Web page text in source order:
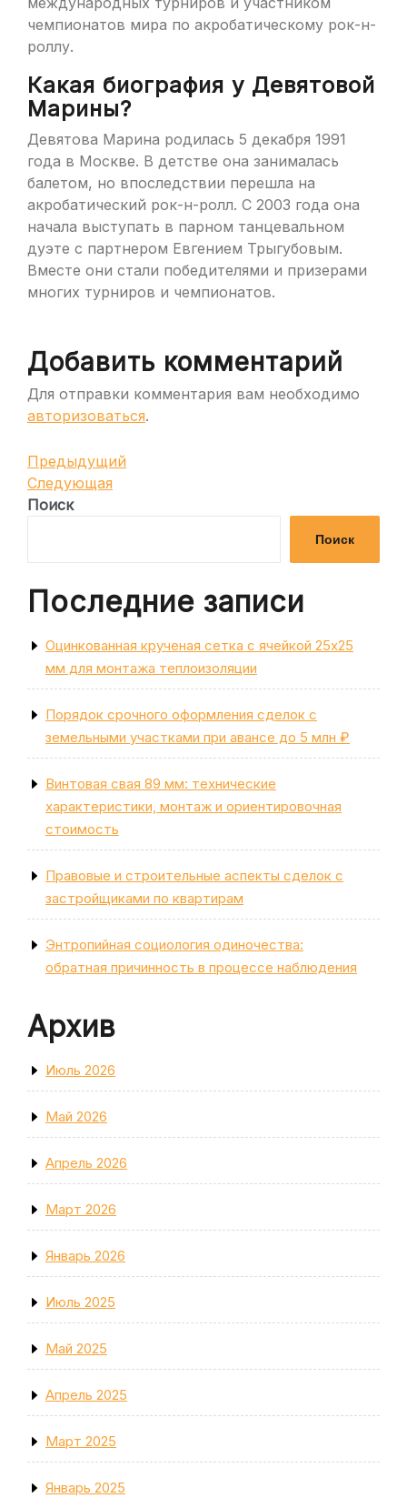
чемпионатов мира по акробатическому рок-н-
роллу.
Какая биография у Девятовой
Марины?
Девятова Марина родилась 5 декабря 1991
года в Москве. В детстве она занималась
балетом, но впоследствии перешла на
акробатический рок-н-ролл. С 2003 года она
начала выступать в парном танцевальном
дуэте с партнером Евгением Трыгубовым.
Вместе они стали победителями и призерами
многих турниров и чемпионатов.
Добавить комментарий
Для отправки комментария вам необходимо
авторизоваться.
Навигация
по
записям
Предыдущая
запись
Предыдущий
Следующая
запись
Следующая
Поиск
Поиск
Последние записи
Оцинкованная крученая сетка с ячейкой 25х25
мм для монтажа теплоизоляции
Порядок срочного оформления сделок с
земельными участками при авансе до 5 млн ₽
Винтовая свая 89 мм: технические
характеристики, монтаж и ориентировочная
стоимость
Правовые и строительные аспекты сделок с
застройщиками по квартирам
Энтропийная социология одиночества:
обратная причинность в процессе наблюдения
Архив
Июль 2026
Май 2026
Апрель 2026
Март 2026
Январь 2026
Июль 2025
Май 2025
Апрель 2025
Март 2025
Январь 2025